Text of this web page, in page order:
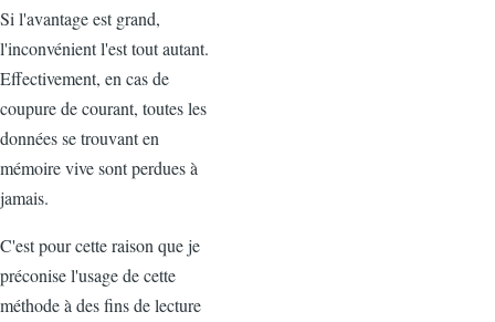
Si l'avantage est grand,
l'inconvénient l'est tout autant.
Effectivement, en cas de
coupure de courant, toutes les
données se trouvant en
mémoire vive sont perdues à
jamais.
C'est pour cette raison que je
préconise l'usage de cette
méthode à des fins de lecture